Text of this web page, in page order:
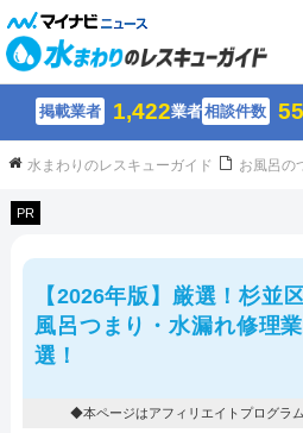
掲載業者 1,422業者相談件数
水まわりのレスキューガイド お風呂の
PR
【2026年版】厳選！杉並
風呂つまり・水漏れ修理
選！
◆本ページはアフィリエイトプログラ